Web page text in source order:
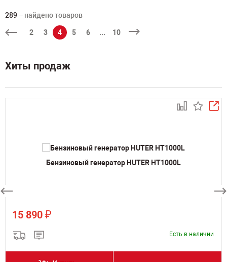
289– найдено товаров
2 3 4 5 6 ... 10
Хиты продаж
Бензиновый генератор HUTER HT1000L
15 890 ₽
Есть в наличии